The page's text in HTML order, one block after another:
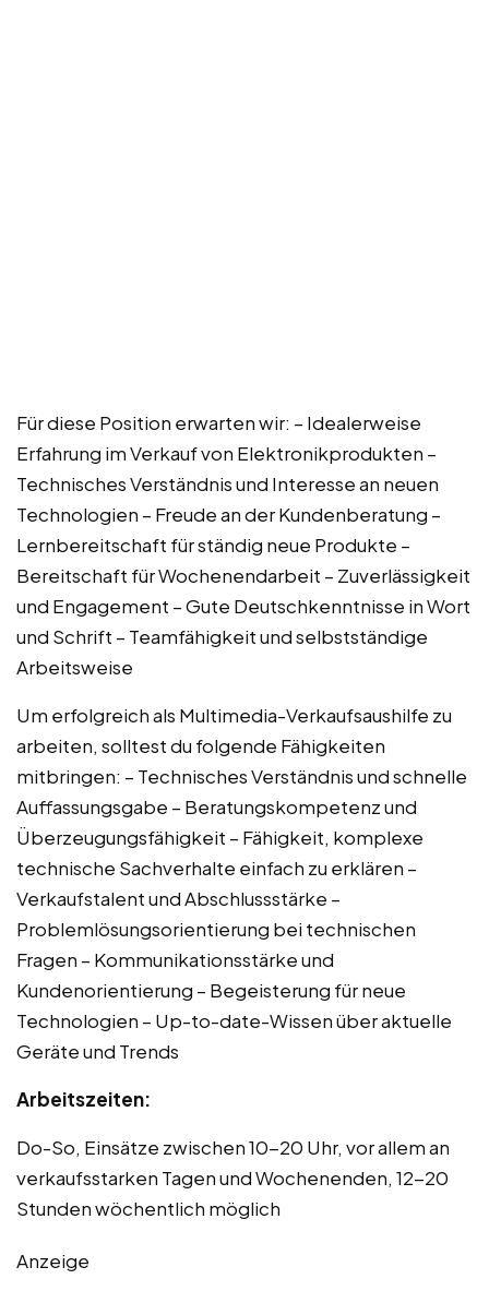
Für diese Position erwarten wir: – Idealerweise
Erfahrung im Verkauf von Elektronikprodukten –
Technisches Verständnis und Interesse an neuen
Technologien – Freude an der Kundenberatung –
Lernbereitschaft für ständig neue Produkte –
Bereitschaft für Wochenendarbeit – Zuverlässigkeit
und Engagement – Gute Deutschkenntnisse in Wort
und Schrift – Teamfähigkeit und selbstständige
Arbeitsweise
Um erfolgreich als Multimedia-Verkaufsaushilfe zu
arbeiten, solltest du folgende Fähigkeiten
mitbringen: – Technisches Verständnis und schnelle
Auffassungsgabe – Beratungskompetenz und
Überzeugungsfähigkeit – Fähigkeit, komplexe
technische Sachverhalte einfach zu erklären –
Verkaufstalent und Abschlussstärke –
Problemlösungsorientierung bei technischen
Fragen – Kommunikationsstärke und
Kundenorientierung – Begeisterung für neue
Technologien – Up-to-date-Wissen über aktuelle
Geräte und Trends
Arbeitszeiten:
Do-So, Einsätze zwischen 10-20 Uhr, vor allem an
verkaufsstarken Tagen und Wochenenden, 12-20
Stunden wöchentlich möglich
Anzeige